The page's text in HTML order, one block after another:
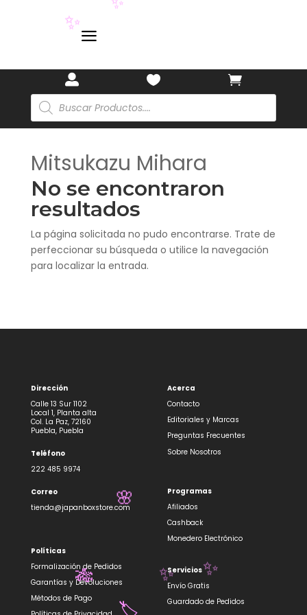
a
 

Búsqueda
de
productos
Mitsukazu Mihara
No se encontraron
resultados
La página solicitada no pudo encontrarse. Trate de
perfeccionar su búsqueda o utilice la navegación
para localizar la entrada.
Dirección
Calle 13 Sur 1102
Local 1, Planta alta
Col. La Paz, 72160
Puebla, Puebla
Teléfono
222 485 9974
Correo
tienda@japanboxstore.com
Políticas
Formalización de Pedidos
Garantías y Devoluciones
Métodos de Pago
Acerca
Contacto
Editoriales y Marcas
Preguntas Frecuentes
Sobre Nosotros
Programas
Afiliados
Cashback
Monedero Electrónico
Servicios
Envío Gratis
Guardado de Pedidos
✨
🎋
🌸
✨
✨ ✨